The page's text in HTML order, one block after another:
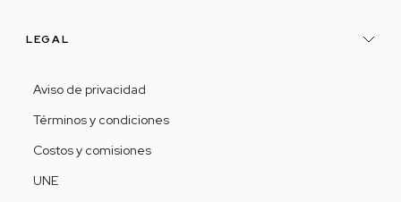
LEGAL
Aviso de privacidad
Términos y condiciones
Costos y comisiones
UNE